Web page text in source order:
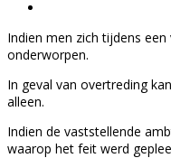
Indien men zich tijdens
onderworpen.
In geval van overtreding
alleen.
Indien de vaststellende
waarop het feit werd